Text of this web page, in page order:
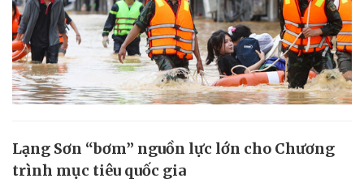
Lạng Sơn “bơm” nguồn lực lớn cho Chương
trình mục tiêu quốc gia